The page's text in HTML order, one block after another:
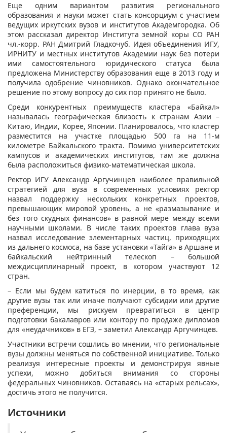
Еще одним вариантом развития регионального
образования и науки может стать консорциум с участием
ведущих иркутских вузов и институтов Академгородка. Об
этом рассказал директор Института земной коры СО РАН
чл.-корр. РАН Дмитрий Гладкочуб. Идея объединения ИГУ,
ИРНИТУ и местных институтов Академии наук без потери
ими самостоятельного юридического статуса была
предложена Министерству образования еще в 2013 году и
получила одобрение чиновников. Однако окончательное
решение по этому вопросу до сих пор принято не было.
Среди конкурентных преимуществ кластера «Байкал»
называлась географическая близость к странам Азии –
Китаю, Индии, Корее, Японии. Планировалось, что кластер
разместится на участке площадью 500 га на 11-м
километре Байкальского тракта. Помимо университетских
кампусов и академических институтов, там же должна
была расположиться физико-математическая школа.
Ректор ИГУ Александр Аргучинцев наиболее правильной
стратегией для вуза в современных условиях ректор
назвал поддержку нескольких конкретных проектов,
превышающих мировой уровень, а не «размазывание и
без того скудных финансов» в равной мере между всеми
научными школами. В числе таких проектов глава вуза
назвал исследование элементарных частиц, приходящих
из дальнего космоса, на базе установки «Тайга» в Аршане и
байкальский нейтринный телескоп – большой
междисциплинарный проект, в котором участвуют 12
стран.
– Если мы будем катиться по инерции, в то время, как
другие вузы так или иначе получают субсидии или другие
преференции, мы рискуем превратиться в центр
подготовки бакалавров или контору по продаже дипломов
для «неудачников» в ЕГЭ, – заметил Александр Аргучинцев.
Участники встречи сошлись во мнении, что региональные
вузы должны меняться по собственной инициативе. Только
реализуя интересные проекты и демонстрируя явные
успехи, можно добиться внимания со стороны
федеральных чиновников. Оставаясь на «старых рельсах»,
достичь этого не получится.
Источники